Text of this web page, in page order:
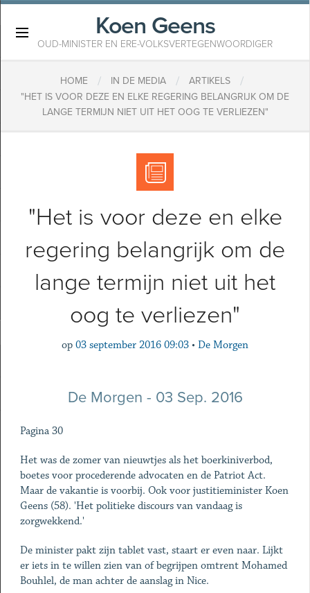
Koen Geens
OUD-MINISTER EN ERE-VOLKSVERTEGENWOORDIGER
HOME / IN DE MEDIA / ARTIKELS /
"HET IS VOOR DEZE EN ELKE REGERING BELANGRIJK OM DE
LANGE TERMIJN NIET UIT HET OOG TE VERLIEZEN"
"Het is voor deze en elke
regering belangrijk om de
lange termijn niet uit het
oog te verliezen"
op 03 september 2016 09:03 • De Morgen
De Morgen - 03 Sep. 2016
Pagina 30
Het was de zomer van nieuwtjes als het boerkiniverbod,
boetes voor procederende advocaten en de Patriot Act.
Maar de vakantie is voorbij. Ook voor justitieminister Koen
Geens (58). 'Het politieke discours van vandaag is
zorgwekkend.'
De minister pakt zijn tablet vast, staart er even naar. Lijkt
er iets in te willen zien van of begrijpen omtrent Mohamed
Bouhlel, de man achter de aanslag in Nice.